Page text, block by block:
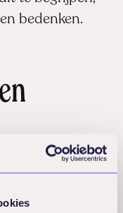
bedenken.